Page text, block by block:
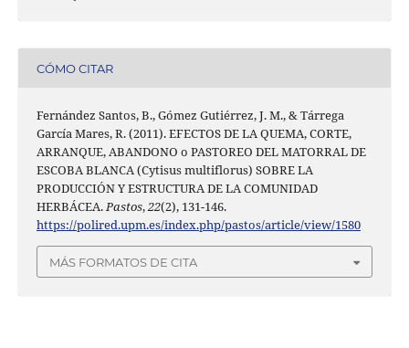
CÓMO CITAR
Fernández Santos, B., Gómez Gutiérrez, J. M., & Tárrega
García Mares, R. (2011). EFECTOS DE LA QUEMA, CORTE,
ARRANQUE, ABANDONO o PASTOREO DEL MATORRAL DE
ESCOBA BLANCA (Cytisus multiflorus) SOBRE LA
PRODUCCIÓN Y ESTRUCTURA DE LA COMUNIDAD
HERBÁCEA.Pastos,22(2), 131-146.
https://polired.upm.es/index.php/pastos/article/view/1580
MÁS FORMATOS DE CITA